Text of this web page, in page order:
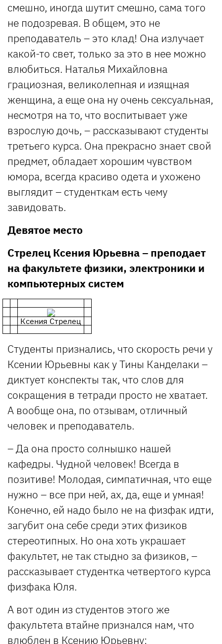
смешно, иногда шутит смешно, сама того
не подозревая. В общем, это не
преподаватель – это клад! Она излучает
какой-то свет, только за это в нее можно
влюбиться. Наталья Михайловна
грациозная, великолепная и изящная
женщина, а еще она ну очень сексуальная,
несмотря на то, что воспитывает уже
взрослую дочь, – рассказывают студенты
третьего курса. Она прекрасно знает свой
предмет, обладает хорошим чувством
юмора, всегда красиво одета и ухожено
выглядит – студенткам есть чему
завидовать.
Девятое место
Стрелец Ксения Юрьевна – преподает
на факультете физики, электроники и
компьютерных систем
Ксения Стрелец
Студенты признались, что скорость речи у
Ксении Юрьевны как у Тины Канделаки –
диктует конспекты так, что слов для
сокращения в тетради просто не хватает.
А вообще она, по отзывам, отличный
человек и преподаватель.
– Да она просто солнышко нашей
кафедры. Чудной человек! Всегда в
позитиве! Молодая, симпатичная, что еще
нужно – все при ней, ах, да, еще и умная!
Конечно, ей надо было не на физфак идти,
загубит она себе среди этих физиков
стереотипных. Но она хоть украшает
факультет, не так стыдно за физиков, –
рассказывает студентка четвертого курса
физфака Юля.
А вот один из студентов этого же
факультета втайне признался нам, что
влюблен в Ксению Юрьевну: